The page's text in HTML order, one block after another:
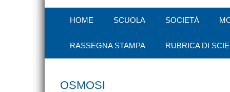
HOME SCUOLA SOCIETÀ
RASSEGNA STAMPA RUBRICA DI
OSMOSI